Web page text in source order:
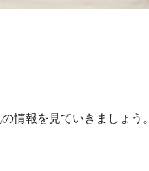
情報を見ていきましょう。